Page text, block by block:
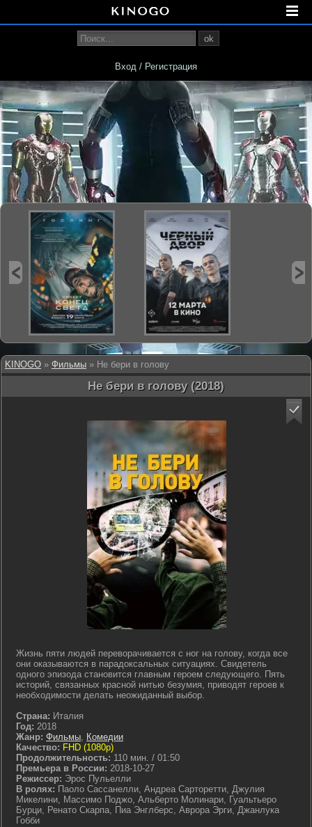
KINOGO » Фильмы » Не бери в голову
Не бери в голову (2018)
Жизнь пяти людей переворачивается с ног на голову, когда все
они оказываются в парадоксальных ситуациях. Свидетель
одного эпизода становится главным героем следующего. Пять
историй, связанных красной нитью безумия, приводят героев к
необходимости делать неожиданный выбор.
Страна: Италия
Год: 2018
Жанр: Фильмы, Комедии
Качество: FHD (1080p)
Продолжительность: 110 мин. / 01:50
Премьера в России: 2018-10-27
Режиссер: Эрос Пульелли
В ролях: Паоло Сассанелли, Андреа Сарторетти, Джулия
Микелини, Массимо Поджо, Альберто Молинари, Гуальтьеро
Бурци, Ренато Скарпа, Пиа Энглберс, Аврора Эрги, Джанлука
Гобби
ok
Вход / Регистрация